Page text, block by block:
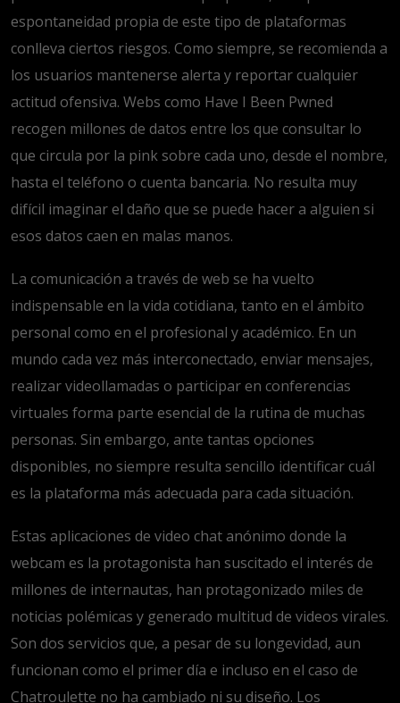
espontaneidad propia de este tipo de plataformas
conlleva ciertos riesgos. Como siempre, se recomienda a
los usuarios mantenerse alerta y reportar cualquier
actitud ofensiva. Webs como Have I Been Pwned
recogen millones de datos entre los que consultar lo
que circula por la pink sobre cada uno, desde el nombre,
hasta el teléfono o cuenta bancaria. No resulta muy
difícil imaginar el daño que se puede hacer a alguien si
esos datos caen en malas manos.
La comunicación a través de web se ha vuelto
indispensable en la vida cotidiana, tanto en el ámbito
personal como en el profesional y académico. En un
mundo cada vez más interconectado, enviar mensajes,
realizar videollamadas o participar en conferencias
virtuales forma parte esencial de la rutina de muchas
personas. Sin embargo, ante tantas opciones
disponibles, no siempre resulta sencillo identificar cuál
es la plataforma más adecuada para cada situación.
Estas aplicaciones de video chat anónimo donde la
webcam es la protagonista han suscitado el interés de
millones de internautas, han protagonizado miles de
noticias polémicas y generado multitud de videos virales.
Son dos servicios que, a pesar de su longevidad, aun
funcionan como el primer día e incluso en el caso de
Chatroulette no ha cambiado ni su diseño. Los